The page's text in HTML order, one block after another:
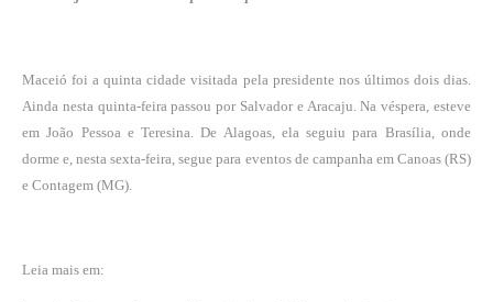
Maceió foi a quinta cidade visitada pela presidente nos últimos dois dias.
Ainda nesta quinta-feira passou por Salvador e Aracaju. Na véspera, esteve
em João Pessoa e Teresina. De Alagoas, ela seguiu para Brasília, onde
dorme e, nesta sexta-feira, segue para eventos de campanha em Canoas (RS)
e Contagem (MG).
Leia mais em: